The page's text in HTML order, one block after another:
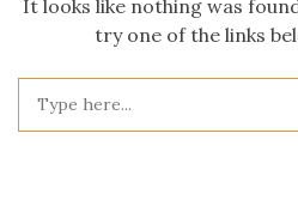
It looks like nothing was
try one of the links